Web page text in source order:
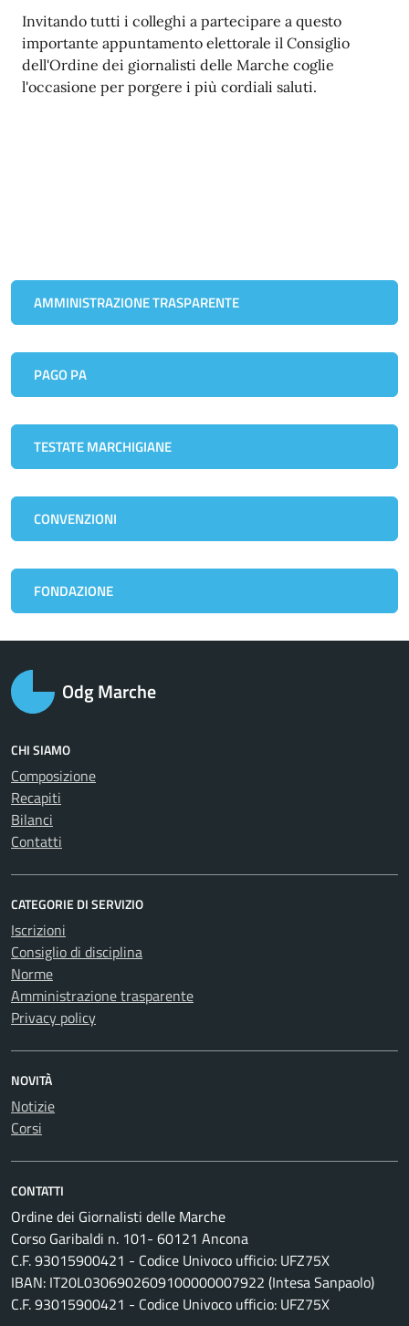
Invitando tutti i colleghi a partecipare a questo
importante appuntamento elettorale il Consiglio
dell'Ordine dei giornalisti delle Marche coglie
l'occasione per porgere i più cordiali saluti.
AMMINISTRAZIONE TRASPARENTE
PAGO PA
TESTATE MARCHIGIANE
CONVENZIONI
FONDAZIONE
Odg Marche
CHI SIAMO
Composizione
Recapiti
Bilanci
Contatti
CATEGORIE DI SERVIZIO
Iscrizioni
Consiglio di disciplina
Norme
Amministrazione trasparente
Privacy policy
NOVITÀ
Notizie
Corsi
CONTATTI
Ordine dei Giornalisti delle Marche
Corso Garibaldi n. 101- 60121 Ancona
C.F. 93015900421 - Codice Univoco ufficio: UFZ75X
IBAN: IT20L0306902609100000007922 (Intesa Sanpaolo)
C.F. 93015900421 - Codice Univoco ufficio: UFZ75X